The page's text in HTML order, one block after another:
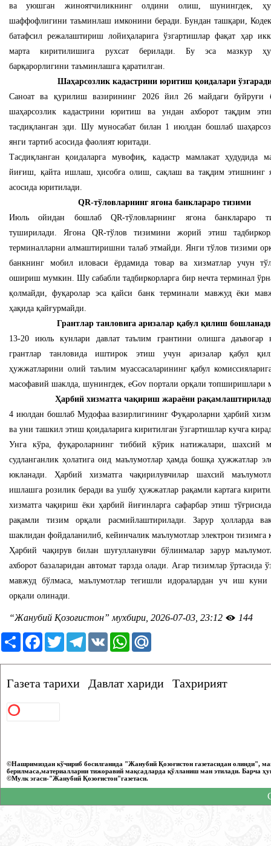
ва уюшган жиноятчиликнинг олдини олиш, шунингдек,
шаффофлигини таъминлаш имконини беради. Бундан ташқари,
батафсил режалаштириш лойиҳаларига ўзгартишлар фақат ҳар
марта киритилишига рухсат берилади. Бу эса мазкур
барқарорлигини таъминлашга қаратилган.
Шаҳарсозлик кадастрини юритиш қоидалари
Саноат ва қурилиш вазирининг 2026 йил 26 майдаги буйруғи
шаҳарсозлик кадастрини юритиш ва ундан ахборот тақдим
тасдиқланган эди. Шу муносабат билан 1 июлдан бошлаб
янги тартиб асосида фаолият юритади.
Тасдиқланган қоидаларга мувофиқ, кадастр мамлакат ҳудудида
йиғиш, қайта ишлаш, ҳисобга олиш, сақлаш ва тақдим этишнинг
асосида юритилади.
QR-тўловларнинг ягона банклараро тизими
Июль ойидан бошлаб QR-тўловларнинг ягона банклараро
туширилади. Ягона QR-тўлов тизимини жорий этиш
терминалларни алмаштиришни талаб этмайди. Янги тўлов тизими
банкнинг мобил иловаси ёрдамида товар ва хизматлар учун
ошириш мумкин. Шу сабабли тадбиркорларга бир нечта терминал
қолмайди, фуқаролар эса қайси банк терминали мавжуд ёки
ҳақида қайғурмайди.
Грантлар танловига аризалар қабул қилиш
13-20 июль кунлари давлат таълим грантини олишга даъвогар
грантлар танловида иштирок этиш учун аризалар қабул
ҳужжатларини олий таълим муассасаларининг қабул
масофавий шаклда, шунингдек, eGov портали орқали топширишлари
Ҳарбий хизматга чақириш жараёни
4 июлдан бошлаб Мудофаа вазирлигининг Фуқароларни ҳарбий
ва уни ташкил этиш қоидаларига киритилган ўзгартишлар кучга
Унга кўра, фуқароларнинг тиббий кўрик натижалари, шахсий
судланганлик ҳолатига оид маълумотлар ҳамда бошқа ҳужжатлар
юкланади. Ҳарбий хизматга чақирилувчилар шахсий
ишлашга розилик беради ва ушбу ҳужжатлар рақамли картага
хизматга чақириш ёки ҳарбий йиғинларга сафарбар этиш
рақамли тизим орқали расмийлаштирилади. Зарур ҳолларда
шаклидан фойдаланилиб, кейинчалик маълумотлар электрон
Ҳарбий чақирув билан шуғулланувчи бўлинмалар зарур
ахборот базаларидан автомат тарзда олади. Агар тизимлар ўртасида
мавжуд бўлмаса, маълумотлар тегишли идоралардан уч иш куни
орқали олинади.
“Жанубий Қозоғистон” мухбири, 2026-07-03, 23:12
144
РесурсFacebook
TwitterTelegram
VK WhatsApp
Газета тарихи Давлат хариди Тахририят
©Нашримиздан кўчириб босилганида "Жанубий Қозоғистон газетасидан олинди",
берилмаса,материалларни тижоравий мақсадларда қўлланиш ман этилади. Барча
©Мулк эгаси-"Жанубий Қозоғистон"газетаси.